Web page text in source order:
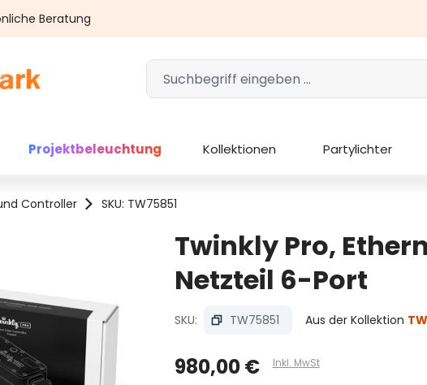
Beratung
Projektbeleuchtung Kollektionen Partylichter
Controller SKU: TW75851
Twinkly Pro,
Netzteil 6-Port
SKU: TW75851 Aus der Kollektion
980,00 € Inkl. MwSt